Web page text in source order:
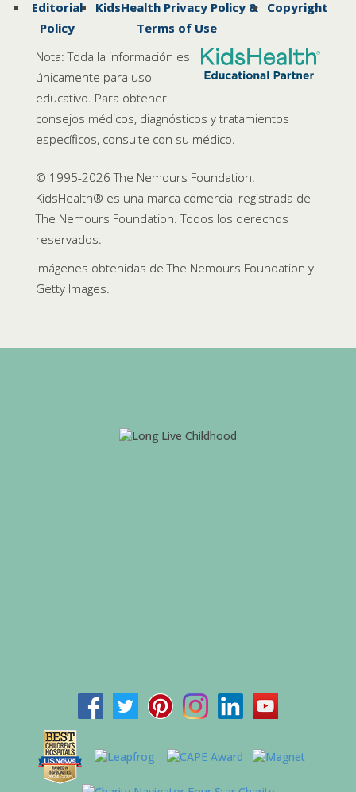
Editorial
Policy
KidsHealth Privacy Policy &
Terms of Use
Copyright
Nota: Toda la información es
únicamente para uso
educativo. Para obtener
consejos médicos, diagnósticos y tratamientos
específicos, consulte con su médico.
© 1995-2026 The Nemours Foundation.
KidsHealth® es una marca comercial registrada de
The Nemours Foundation. Todos los derechos
reservados.
Imágenes obtenidas de The Nemours Foundation y
Getty Images.